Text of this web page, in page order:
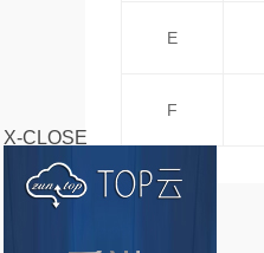
X-CLOSE
E
F